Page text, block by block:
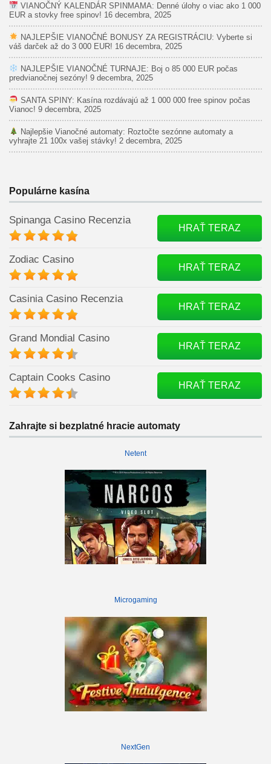
VIANOČNÝ KALENDÁR SPINMAMA: Denné úlohy o viac ako 1 000
EUR a stovky free spinov! 16 decembra, 2025
NAJLEPŠIE VIANOČNÉ BONUSY ZA REGISTRÁCIU: Vyberte si
váš darček až do 3 000 EUR! 16 decembra, 2025
NAJLEPŠIE VIANOČNÉ TURNAJE: Boj o 85 000 EUR počas
predvianočnej sezóny! 9 decembra, 2025
SANTA SPINY: Kasína rozdávajú až 1 000 000 free spinov počas
Vianoc! 9 decembra, 2025
Najlepšie Vianočné automaty: Roztočte sezónne automaty a
vyhrajte 21 100x vašej stávky! 2 decembra, 2025
Populárne kasína
Spinanga Casino Recenzia
HRAŤ TERAZ
Zodiac Casino
HRAŤ TERAZ
Casinia Casino Recenzia
HRAŤ TERAZ
Grand Mondial Casino
HRAŤ TERAZ
Captain Cooks Casino
HRAŤ TERAZ
Zahrajte si bezplatné hracie automaty
Netent
Microgaming
NextGen